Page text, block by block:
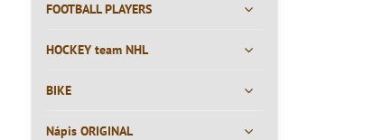
FOOTBALL PLAYERS
HOCKEY team NHL
BIKE
Nápis ORIGINAL